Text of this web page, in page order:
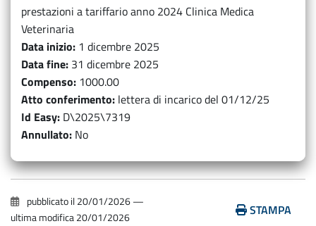
prestazioni a tariffario anno 2024 Clinica Medica
Veterinaria
Data inizio 1 dicembre 2025
Data fine 31 dicembre 2025
Compenso 1000.00
Atto conferimento lettera di incarico del 01/12/25
Id Easy D\2025\7319
Annullato No
pubblicato il20/01/2026—
ultima modifica20/01/2026 STAMPA